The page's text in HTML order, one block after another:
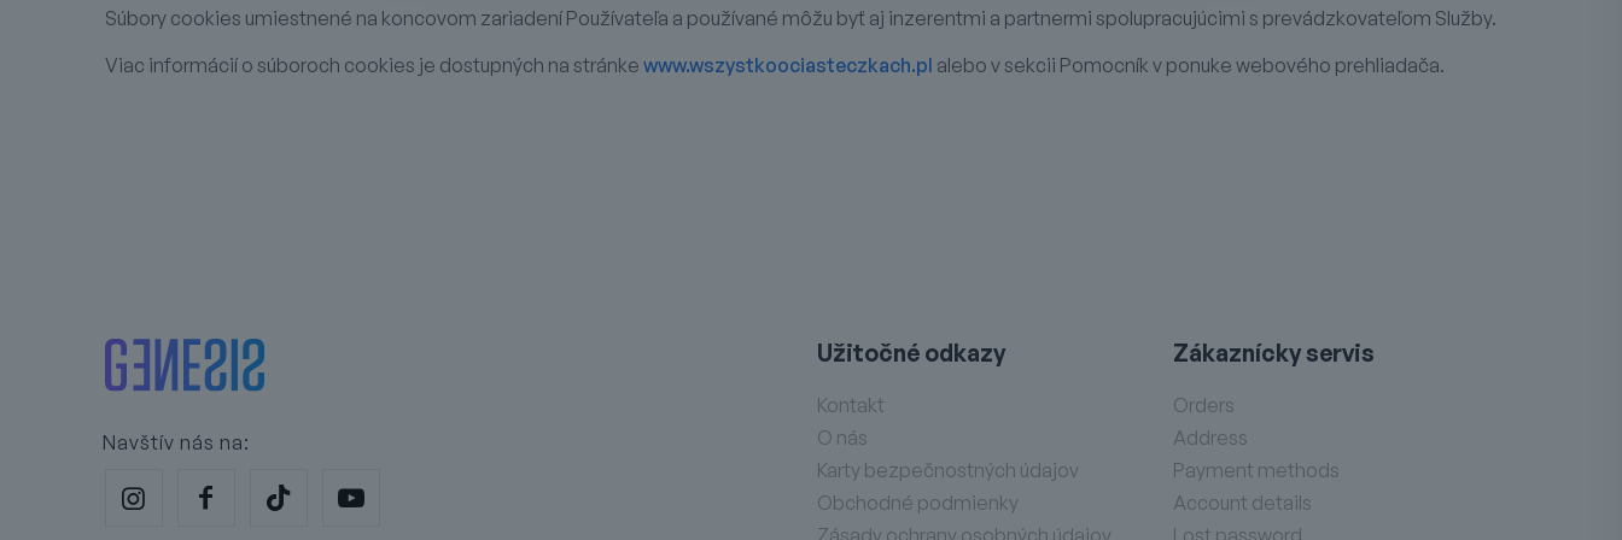
Súbory cookies umiestnené na koncovom zariadení Používateľa a používané môžu byť aj inzerentmi a partnermi spolupracujúcimi s prevádzkovateľom Služby.
Viac informácií o súboroch cookies je dostupných na stránke www.wszystkoociasteczkach.pl alebo v sekcii Pomocník v ponuke webového prehliadača.
Navštív nás na:
Užitočné odkazy
Kontakt
O nás
Karty bezpečnostných údajov
Obchodné podmienky
Zásady ochrany osobných údajov
Zákaznícky servis
Orders
Address
Payment methods
Account details
Lost password